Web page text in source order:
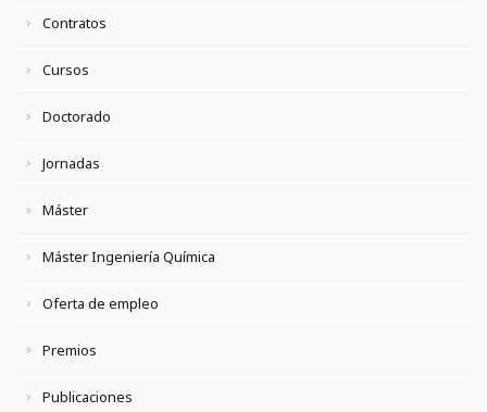
Contratos
Cursos
Doctorado
Jornadas
Máster
Máster Ingeniería Química
Oferta de empleo
Premios
Publicaciones